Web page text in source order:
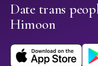
Date trans
Himoon